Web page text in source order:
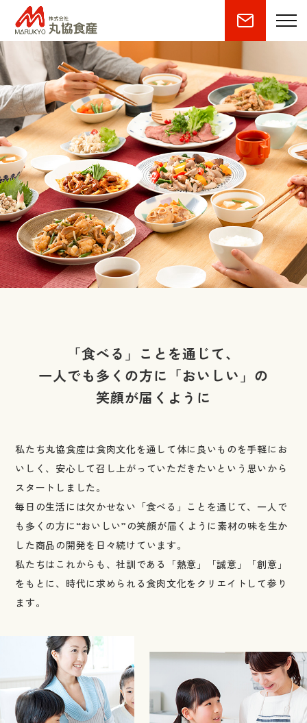
「食べる」ことを通じて、
一人でも多くの方に「おいしい」の
笑顔が届くように
私たち丸協食産は食肉文化を通して体に良いものを手軽にお
いしく、 安心して召し上がっていただきたいという思いから
スタートしました。
毎日の生活には欠かせない「食べる」ことを通じて、 一人で
も多くの方に“おいしい”の笑顔が届くように素材の味を生か
した商品の開発を 日々続けています。
私たちはこれからも、社訓である「熱意」「誠意」「創意」
をもとに、 時代に求められる食肉文化をクリエイトして参り
ます。